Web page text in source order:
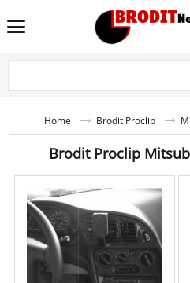
Home Brodit Proclip
Brodit Proclip